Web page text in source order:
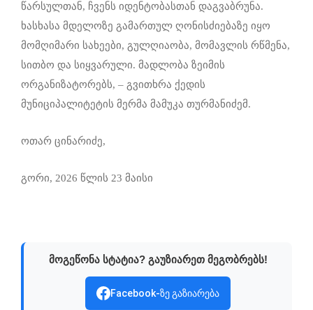
წარსულთან, ჩვენს იდენტობასთან დაგვაბრუნა.
ხასხასა მდელოზე გამართულ ღონისძიებაზე იყო
მომღიმარი სახეები, გულღიაობა, მომავლის რწმენა,
სითბო და სიყვარული. მადლობა ზეიმის
ორგანიზატორებს, – გვითხრა ქედის
მუნიციპალიტეტის მერმა მამუკა თურმანიძემ.
ოთარ ცინარიძე,
გორი, 2026 წლის 23 მაისი
მოგეწონა სტატია? გაუზიარეთ მეგობრებს!
Facebook-ზე გაზიარება